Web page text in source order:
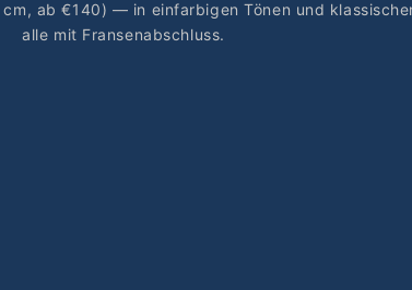
ab €140) — in einfarbigen Tönen und
alle mit Fransenabschluss.